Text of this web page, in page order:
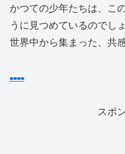
かつての少年たちは、こ
うに見つめているのでしょ
世界中から集まった、共
■■■■
スポ